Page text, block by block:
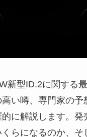
新型ID.2に関する
い噂、専門家の予
に解説します。発
らになるのか、そ